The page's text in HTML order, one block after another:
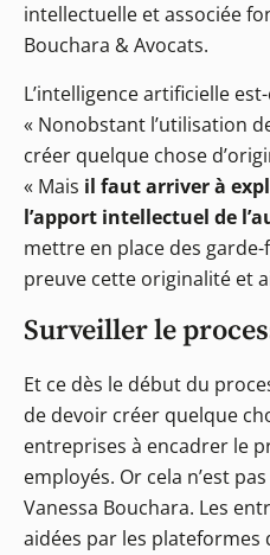
intellectuelle et associée
Bouchara & Avocats.
L’intelligence artificielle
« Nonobstant l’utilisation
créer quelque chose
« Mais il faut arriver à
l’apport intellectuel de
mettre en place des
preuve cette originalité et
Surveiller le
Et ce dès le début du
de devoir créer quelque
entreprises à encadrer le
employés. Or cela n’est
Vanessa Bouchara. Les
aidées par les plateformes